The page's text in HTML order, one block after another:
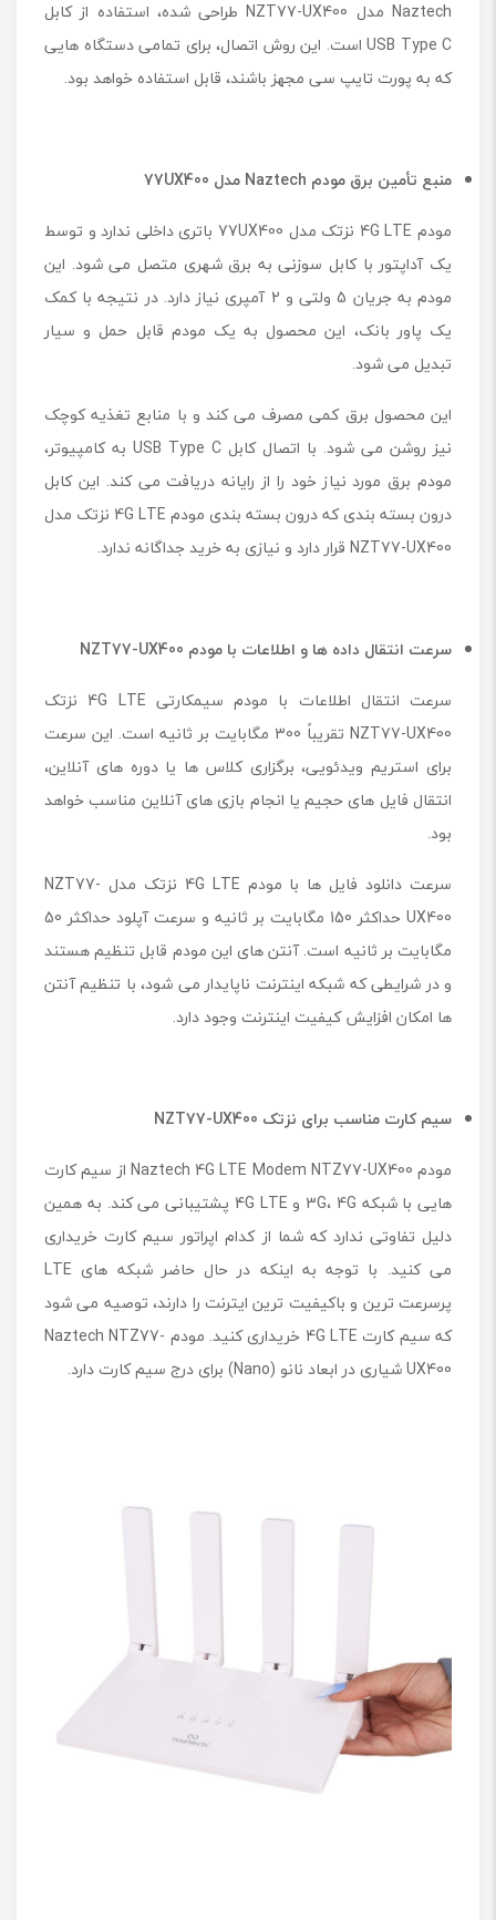
Naztech مدل NZT77-UX400 طراحی شده، استفاده از کابل
USB Type C است. این روش اتصال، برای تمامی دستگاه هایی
که به پورت تایپ سی مجهز باشند، قابل استفاده خواهد بود.
منبع تأمین برق مودم Naztech مدل 77UX400
مودم 4G LTE نزتک مدل 77UX400 باتری داخلی ندارد و توسط
یک آداپتور با کابل سوزنی به برق شهری متصل می شود. این
مودم به جریان 5 ولتی و 2 آمپری نیاز دارد. در نتیجه با کمک
یک پاور بانک، این محصول به یک مودم قابل حمل و سیار
تبدیل می شود.
این محصول برق کمی مصرف می کند و با منابع تغذیه کوچک
نیز روشن می شود. با اتصال کابل USB Type C به کامپیوتر،
مودم برق مورد نیاز خود را از رایانه دریافت می کند. این کابل
درون بسته بندی که درون بسته بندی مودم 4G LTE نزتک مدل
NZT77-UX400 قرار دارد و نیازی به خرید جداگانه ندارد.
سرعت انتقال داده ها و اطلاعات با مودم NZT77-UX400
سرعت انتقال اطلاعات با مودم سیمکارتی 4G LTE نزتک
NZT77-UX400 تقریباً 300 مگابایت بر ثانیه است. این سرعت
برای استریم ویدئویی، برگزاری کلاس ها یا دوره های آنلاین،
انتقال فایل های حجیم یا انجام بازی های آنلاین مناسب خواهد
بود.
سرعت دانلود فایل ها با مودم 4G LTE نزتک مدل NZT77-
UX400 حداکثر 150 مگابایت بر ثانیه و سرعت آپلود حداکثر 50
مگابایت بر ثانیه است. آنتن های این مودم قابل تنظیم هستند
و در شرایطی که شبکه اینترنت ناپایدار می شود، با تنظیم آنتن
ها امکان افزایش کیفیت اینترنت وجود دارد.
سیم کارت مناسب برای نزتک NZT77-UX400
مودم Naztech 4G LTE Modem NTZ77-UX400 از سیم کارت
هایی با شبکه 3G، 4G و 4G LTE پشتیبانی می کند. به همین
دلیل تفاوتی ندارد که شما از کدام اپراتور سیم کارت خریداری
می کنید. با توجه به اینکه در حال حاضر شبکه های LTE
پرسرعت ترین و باکیفیت ترین ایترنت را دارند، توصیه می شود
که سیم کارت 4G LTE خریداری کنید. مودم Naztech NTZ77-
UX400 شیاری در ابعاد نانو (Nano) برای درج سیم کارت دارد.